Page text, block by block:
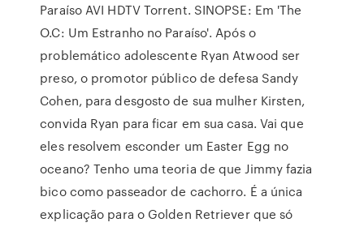
Paraíso AVI HDTV Torrent. SINOPSE: Em 'The
O.C: Um Estranho no Paraíso'. Após o
problemático adolescente Ryan Atwood ser
preso, o promotor público de defesa Sandy
Cohen, para desgosto de sua mulher Kirsten,
convida Ryan para ficar em sua casa. Vai que
eles resolvem esconder um Easter Egg no
oceano? Tenho uma teoria de que Jimmy fazia
bico como passeador de cachorro. É a única
explicação para o Golden Retriever que só